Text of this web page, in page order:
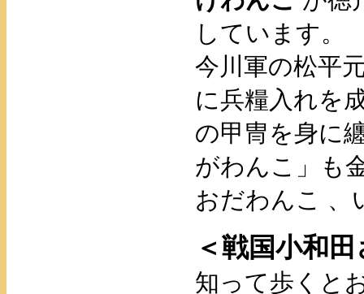
しています。
今川軍の松平
に兵糧入れを
の甲冑を身に
がわんこ」も
おだわんこ 、
＜戦国小和
知って歩くと